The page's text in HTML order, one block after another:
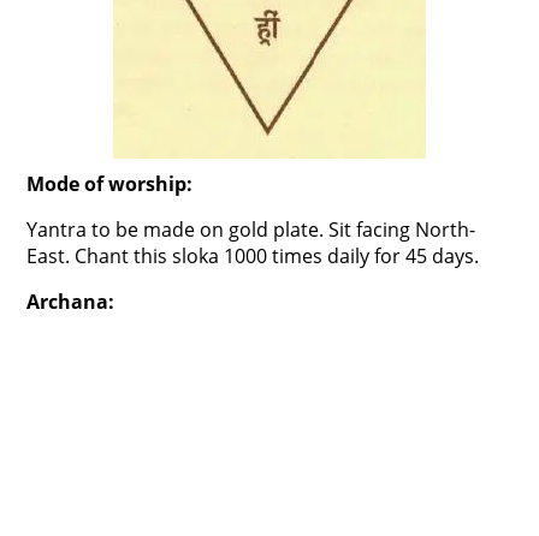
Mode of worship:
Yantra to be made on gold plate. Sit facing North-
East. Chant this sloka 1000 times daily for 45 days.
Archana: